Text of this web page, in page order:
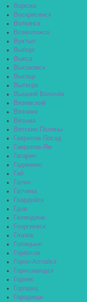
Ворсма
Воскресенск
Воткинск
Всеволожск
Вуктыл
Выборг
Выкса
Высоковск
Высоцк
Вытегра
Вышний Волочёк
Вяземский
Вязники
Вязьма
Вятские Поляны
Гаврилов Посад
Гаврилов-Ям
Гагарин
Гаджиево
Гай
Галич
Гатчина
Гвардейск
Гдов
Геленджик
Георгиевск
Глазов
Голицыно
Горбатов
Горно-Алтайск
Горнозаводск
Горняк
Городец
Городище